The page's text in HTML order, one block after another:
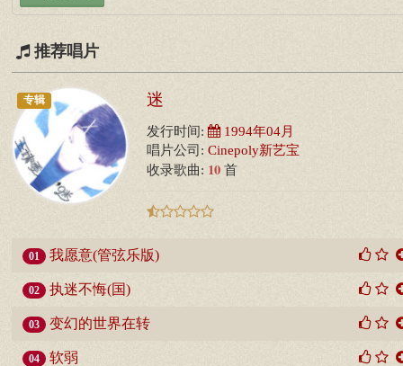
推荐唱片
专辑 迷
发行时间: 1994年04月
唱片公司: Cinepoly新艺宝
收录歌曲: 10 首
01 我愿意(管弦乐版)
02 执迷不悔(国)
03 变幻的世界在转
04 软弱